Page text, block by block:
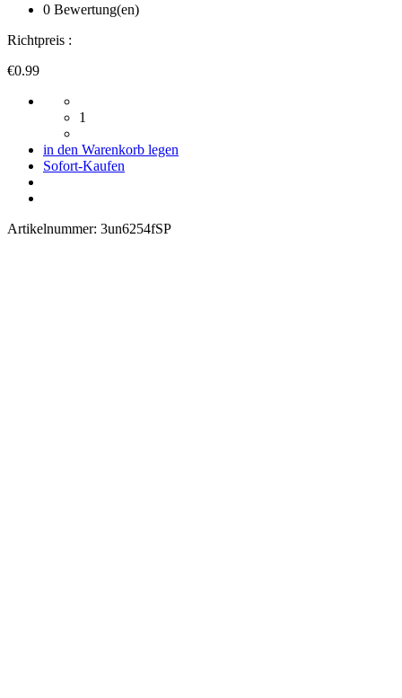
0 Bewertung(en)
Richtpreis :
€0.99
1
in den Warenkorb legen
Sofort-Kaufen
Artikelnummer: 3un6254fSP